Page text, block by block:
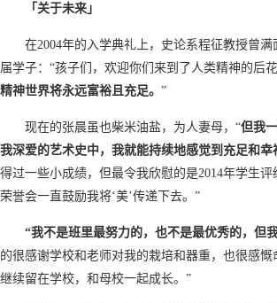
「关于未来」
在2004年的入学典礼上，史论系程征教授曾
届学子：“孩子们，欢迎你们来到了人类精神的后花
精神世界将永远富裕且充足。 ”
现在的张晨虽也柴米油盐，为人妻母，“但我
我深爱的艺术史中，我就能持续地感觉到充足和幸
得过一些小成绩，但最令我欣慰的是2014年学生
荣誉会一直鼓励我将‘美’传递下去。”
“我不是班里最努力的，也不是最优秀的，但
的很感谢学校和老师对我的栽培和器重，也很感慨
继续留在学校，和母校一起成长。”